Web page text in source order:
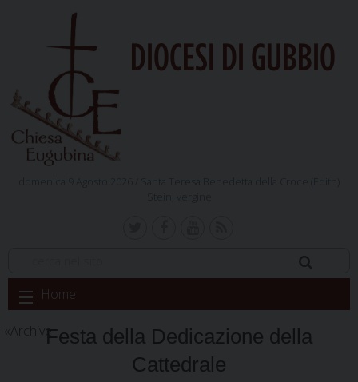
DIOCESI DI GUBBIO
Skip
to
content
Home
ArchiveFesta della Dedicazione della
Cattedrale